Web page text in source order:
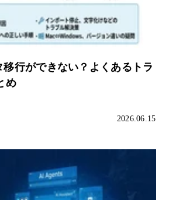
行ができない？よくあるトラ
め
2026.06.15